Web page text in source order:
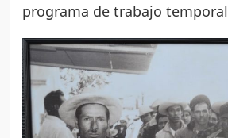
programa de trabajo